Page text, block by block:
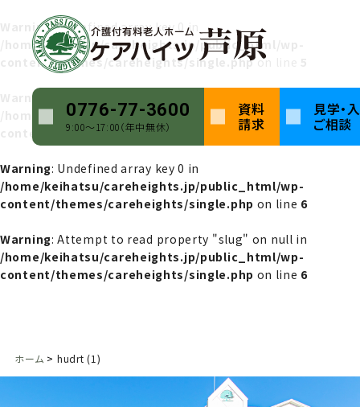
0776-77-3600
9:00〜17:00（年中無休）
資料
請求
見学・
ご相談
Warning: Undefined array key 0 in
/home/keihatsu/careheights.jp/public_html/wp-
content/themes/careheights/single.phpon line
Warning
/home/keihatsu/careheights.jp/public_html/wp-
content/themes/careheights/single.phpon line
Warning: Undefined array key 0 in
/home/keihatsu/careheights.jp/public_html/wp-
content/themes/careheights/single.php on line 6
Warning: Attempt to read property "slug" on null in
/home/keihatsu/careheights.jp/public_html/wp-
content/themes/careheights/single.php on line 6
ホーム hudrt (1)